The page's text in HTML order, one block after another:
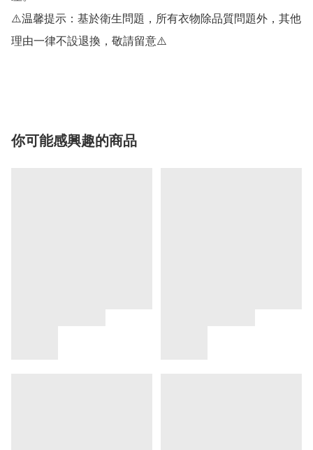
⚠️温馨提示：基於衛生問題，所有衣物除品質問題外，其他
理由一律不設退換，敬請留意⚠️
你可能感興趣的商品